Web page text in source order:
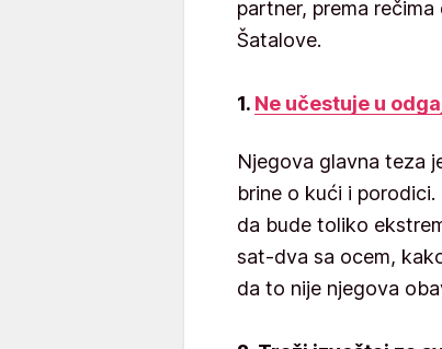
partner, prema
Šatalove.
1. Ne učestuje u
Njegova glavna teza
brine o kući i
da bude toliko
sat-dva sa ocem,
da to nije njegova